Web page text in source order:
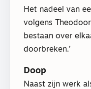
Het nadeel van
volgens
bestaan over
doorbreken.’
Doop
Naast zijn werk